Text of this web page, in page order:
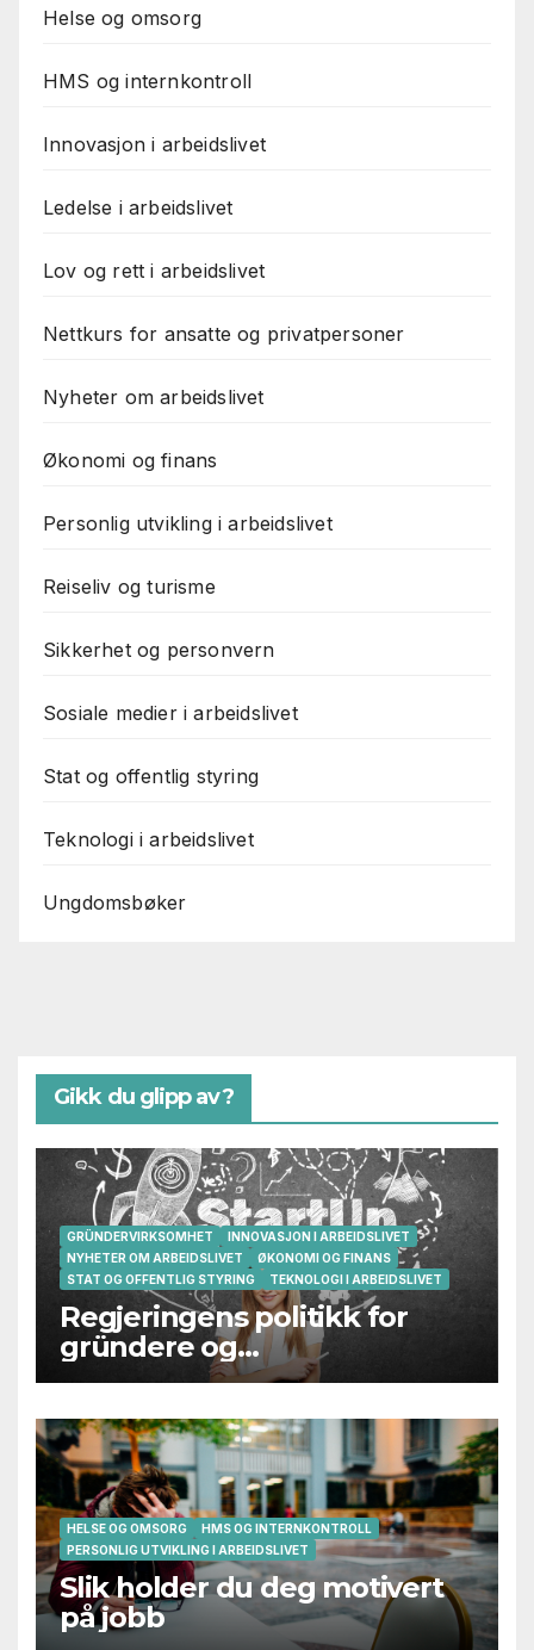
Helse og omsorg
HMS og internkontroll
Innovasjon i arbeidslivet
Ledelse i arbeidslivet
Lov og rett i arbeidslivet
Nettkurs for ansatte og privatpersoner
Nyheter om arbeidslivet
Økonomi og finans
Personlig utvikling i arbeidslivet
Reiseliv og turisme
Sikkerhet og personvern
Sosiale medier i arbeidslivet
Stat og offentlig styring
Teknologi i arbeidslivet
Ungdomsbøker
Gikk du glipp av?
GRÜNDERVIRKSOMHET
INNOVASJON I ARBEIDSLIVET
NYHETER OM ARBEIDSLIVET
ØKONOMI OG FINANS
STAT OG OFFENTLIG STYRING
TEKNOLOGI I ARBEIDSLIVET
Regjeringens politikk for
gründere og
oppstartsbedrifter svikter
HELSE OG OMSORG
HMS OG INTERNKONTROLL
PERSONLIG UTVIKLING I ARBEIDSLIVET
Slik holder du deg motivert
på jobb